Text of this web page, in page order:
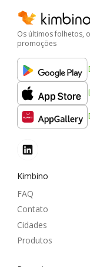
Os últimos folhetos,
promoções
Kimbino
FAQ
Contato
Cidades
Produtos